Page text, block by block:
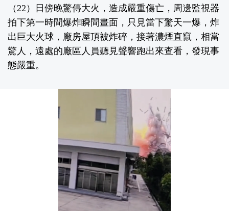
（22）日傍晚驚傳大火，造成嚴重傷亡，周邊監視器
拍下第一時間爆炸瞬間畫面，只見當下驚天一爆，炸
出巨大火球，廠房屋頂被炸碎，接著濃煙直竄，相當
驚人，遠處的廠區人員聽見聲響跑出來查看，發現事
態嚴重。